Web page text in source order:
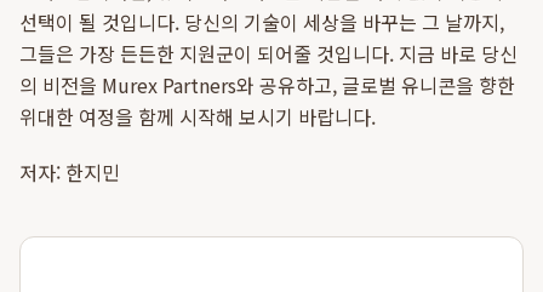
선택이 될 것입니다. 당신의 기술이 세상을 바꾸는 그 날까지,
그들은 가장 든든한 지원군이 되어줄 것입니다. 지금 바로 당신
의 비전을 Murex Partners와 공유하고, 글로벌 유니콘을 향한
위대한 여정을 함께 시작해 보시기 바랍니다.
저자: 한지민